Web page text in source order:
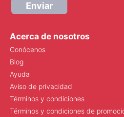
Enviar
Acerca de nosotros
Conócenos
Blog
Ayuda
Aviso de privacidad
Términos y condiciones
Términos y condiciones de